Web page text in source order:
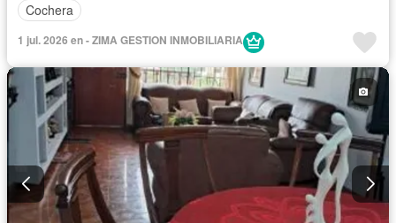
Cochera
1 jul. 2026 en - ZIMA GESTION INMOBILIARIA